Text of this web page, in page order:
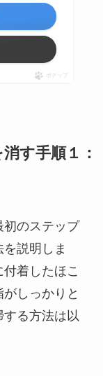
ポチップ
す手順１：
初のステップ
説明しま
着したほこ
しっかりと
する方法は以